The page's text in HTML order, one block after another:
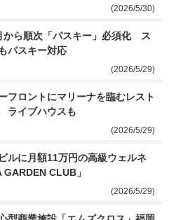
(2026/5/30)
から順次「パスキー」必須化　ス
パスキー対応
(2026/5/29)
フロントにマリーナを臨むレスト
ライブハウスも
(2026/5/29)
ルに月額11万円の高級ウェルネ
GARDEN CLUB」
(2026/5/29)